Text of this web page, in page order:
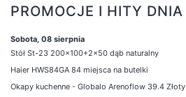
PROMOCJE I HITY DNIA
Sobota, 08 sierpnia
Stół St-23 200x100+2x50 dąb naturalny
Haier HWS84GA 84 miejsca na butelki
Okapy kuchenne - Globalo Arenoflow 39.4 Złoty